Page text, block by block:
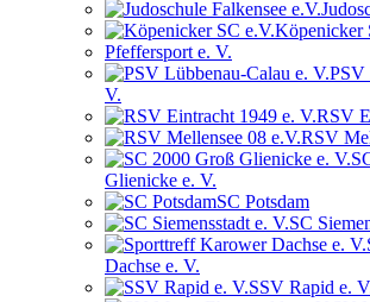
Köpenicker
Pfeffersport e. V.
PSV
V.
RSV
RSV
Glienicke e. V.
SC Potsdam
SC
Dachse e. V.
SSV Rapid e.